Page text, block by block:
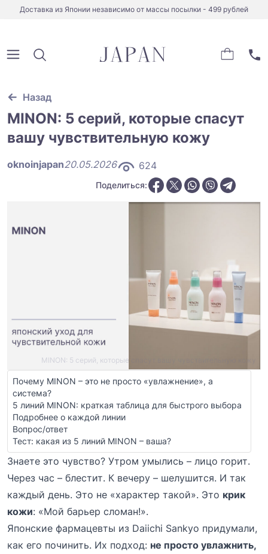
Доставка из Японии независимо от массы посылки - 499 рублей
Назад
MINON: 5 серий, которые спасут
вашу чувствительную кожу
oknoinjapan20.05.2026 624
Поделиться:
MINON: 5 серий, которые спасут вашу чувствительную кожу
Почему MINON – это не просто «увлажнение», а
система?
5 линий MINON: краткая таблица для быстрого выбора
Подробнее о каждой линии
Вопрос/ответ
Тест: какая из 5 линий MINON – ваша?
Знаете это чувство? Утром умылись – лицо горит.
Через час – блестит. К вечеру – шелушится. И так
каждый день. Это не «характер такой». Это крик
кожи: «Мой барьер сломан!».
Японские фармацевты из Daiichi Sankyo придумали,
как его починить. Их подход: не просто увлажнить,